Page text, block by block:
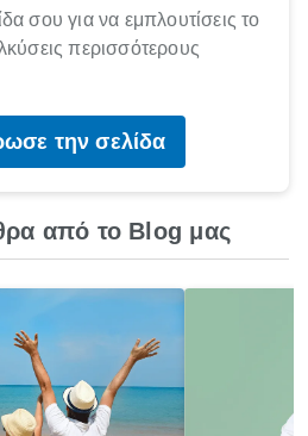
σου για να εμπλουτίσεις το
περισσότερους
την σελίδα
από το Blog μας